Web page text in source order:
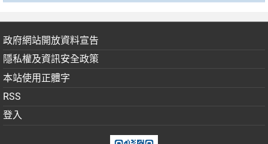
政府網站開放資料宣告
隱私權及資訊安全政策
本站使用正體字
RSS
登入